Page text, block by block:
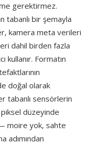
gerektirmez.
tabanlı bir şemayla
kamera meta verileri
dahil birden fazla
kullanır. Formatın
doğal olarak
tabanlı sensörlerin
piksel düzeyinde
moire yok, sahte
adımından